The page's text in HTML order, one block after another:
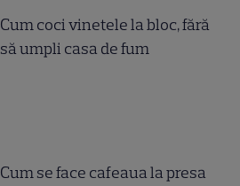
Cum coci vinetele la bloc, fără
să umpli casa de fum
Cum se face cafeaua la presa